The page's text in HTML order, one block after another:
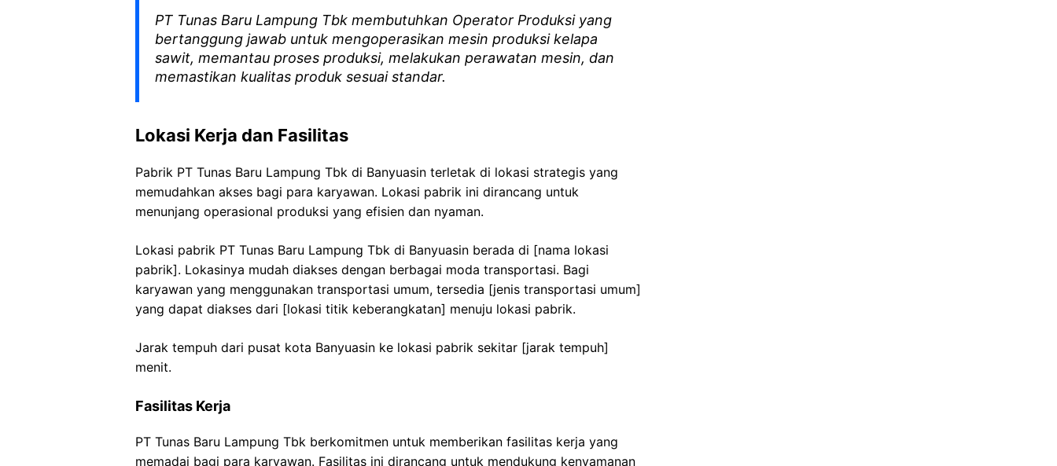
PT Tunas Baru Lampung Tbk membutuhkan Operator Produksi yang
bertanggung jawab untuk mengoperasikan mesin produksi kelapa
sawit, memantau proses produksi, melakukan perawatan mesin, dan
memastikan kualitas produk sesuai standar.
Lokasi Kerja dan Fasilitas
Pabrik PT Tunas Baru Lampung Tbk di Banyuasin terletak di lokasi strategis yang
memudahkan akses bagi para karyawan. Lokasi pabrik ini dirancang untuk
menunjang operasional produksi yang efisien dan nyaman.
Lokasi pabrik PT Tunas Baru Lampung Tbk di Banyuasin berada di [nama lokasi
pabrik]. Lokasinya mudah diakses dengan berbagai moda transportasi. Bagi
karyawan yang menggunakan transportasi umum, tersedia [jenis transportasi umum]
yang dapat diakses dari [lokasi titik keberangkatan] menuju lokasi pabrik.
Jarak tempuh dari pusat kota Banyuasin ke lokasi pabrik sekitar [jarak tempuh]
menit.
Fasilitas Kerja
PT Tunas Baru Lampung Tbk berkomitmen untuk memberikan fasilitas kerja yang
memadai bagi para karyawan. Fasilitas ini dirancang untuk mendukung kenyamanan